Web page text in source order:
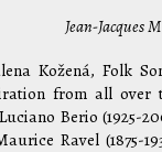
Jean-Jacques
Kožená, Folk
from all over
Berio (1925-
Ravel (1875-